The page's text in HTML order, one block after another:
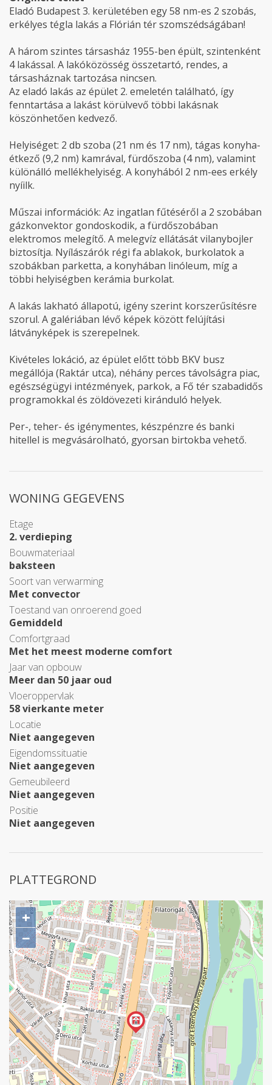
Eladó Budapest 3. kerületében egy 58 nm-es 2 szobás,
erkélyes tégla lakás a Flórián tér szomszédságában!
A három szintes társasház 1955-ben épült, szintenként
4 lakással. A lakóközösség összetartó, rendes, a
társasháznak tartozása nincsen.
Az eladó lakás az épület 2. emeletén található, így
fenntartása a lakást körülvevő többi lakásnak
köszönhetően kedvező.
Helyiséget: 2 db szoba (21 nm és 17 nm), tágas konyha-
étkező (9,2 nm) kamrával, fürdőszoba (4 nm), valamint
különálló mellékhelyiség. A konyhából 2 nm-ees erkély
nyíilk.
Műszai információk: Az ingatlan fűtéséről a 2 szobában
gázkonvektor gondoskodik, a fürdőszobában
elektromos melegítő. A melegvíz ellátását vilanybojler
biztosítja. Nyílászárók régi fa ablakok, burkolatok a
szobákban parketta, a konyhában linóleum, míg a
többi helyiségben kerámia burkolat.
A lakás lakható állapotú, igény szerint korszerűsítésre
szorul. A galériában lévő képek között felújítási
látványképek is szerepelnek.
Kivételes lokáció, az épület előtt több BKV busz
megállója (Raktár utca), néhány perces távolságra piac,
egészségügyi intézmények, parkok, a Fő tér szabadidős
programokkal és zöldövezeti kiránduló helyek.
Per-, teher- és igénymentes, készpénzre és banki
hitellel is megvásárolható, gyorsan birtokba vehető.
WONING GEGEVENS
Etage
2. verdieping
Bouwmateriaal
baksteen
Soort van verwarming
Met convector
Toestand van onroerend goed
Gemiddeld
Comfortgraad
Met het meest moderne comfort
Jaar van opbouw
Meer dan 50 jaar oud
Vloeroppervlak
58 vierkante meter
Locatie
Niet aangegeven
Eigendomssituatie
Niet aangegeven
Gemeubileerd
Niet aangegeven
Positie
Niet aangegeven
PLATTEGROND
+
−